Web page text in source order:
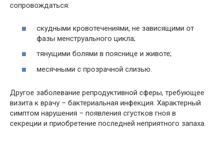
сопровождаться:
скудными кровотечениями, не зависящими от
фазы менструального цикла;
тянущими болями в пояснице и животе;
месячными с прозрачной слизью.
Другое заболевание репродуктивной сферы, требующее
визита к врачу – бактериальная инфекция. Характерный
симптом нарушения – появления сгустков гноя в
секреции и приобретение последней неприятного запаха.